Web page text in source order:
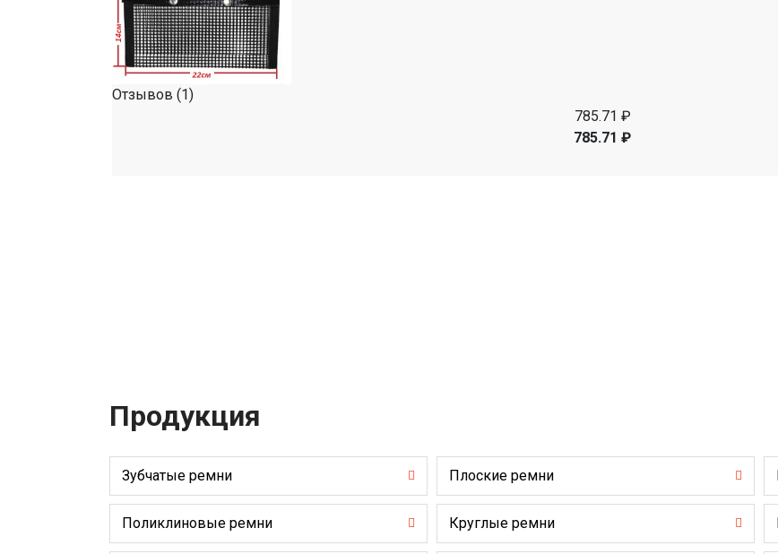
Отзывов (1)
785.71 ₽
785.71 ₽
Продукция
Зубчатые ремни Плоские ремни
Поликлиновые ремни Круглые ремни